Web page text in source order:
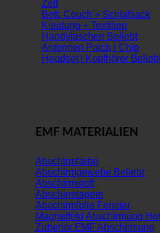
Zelt
Bett, Couch + Schlafsack
Kleidung + Textilien
Handytaschen
Antennen Patch | Chip
Headset | Kopfhörer
EMF MATERIALIEN
Abschirmfarbe
Abschirmgewebe
Abschirmstoff
Abschirmtapete
Abschirmfolie Fenster
Magnetfeld Abschirmung
Zubehör EMF Abschirmung